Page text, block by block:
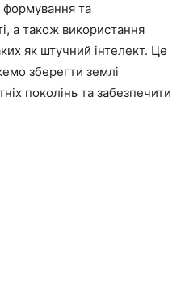
формування та
а також використання
як штучний інтелект. Це
зберегти землі
поколінь та забезпечити